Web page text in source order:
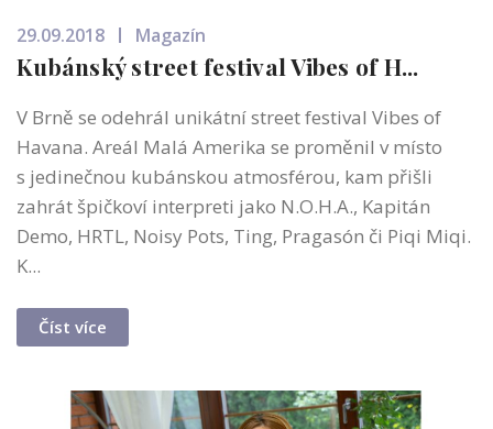
29.09.2018 Magazín
Kubánský street festival Vibes of H...
V Brně se odehrál unikátní street festival Vibes of
Havana. Areál Malá Amerika se proměnil v místo
s jedinečnou kubánskou atmosférou, kam přišli
zahrát špičkoví interpreti jako N.O.H.A., Kapitán
Demo, HRTL, Noisy Pots, Ting, Pragasón či Piqi Miqi.
K...
Číst více